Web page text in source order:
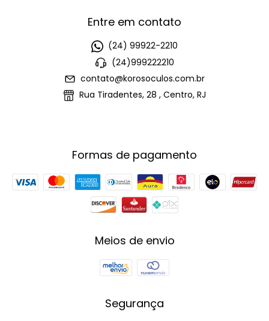
Entre em contato
(24) 99922-2210
(24)999222210
contato@korosoculos.com.br
Rua Tiradentes, 28 , Centro, RJ
Formas de pagamento
Meios de envio
Segurança